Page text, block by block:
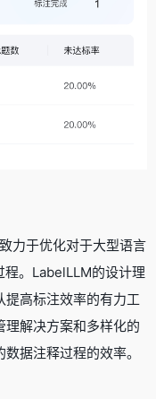
力于优化对于大型语言
。LabelLLM的设计理
高标注效率的有力工
解决方案和多样化的
据注释过程的效率。